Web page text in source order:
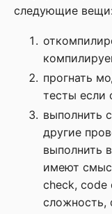
следующие
прогнать
тесты если
выполнить
другие
выполнить
имеют
check, code
сложность,